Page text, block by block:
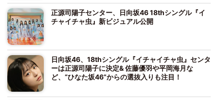
正源司陽子センター、日向坂46 18thシングル『イ
チャイチャ虫』新ビジュアル公開
日向坂46、18thシングル『イチャイチャ虫』センタ
ーは正源司陽子に決定& 佐藤優羽や平岡海月な
ど、“ひなた坂46”からの選抜入りも注目！